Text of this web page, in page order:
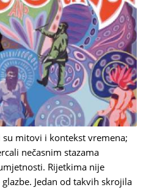
mitovi i kontekst vremena;
nečasnim stazama
Rijetkima nije
Jedan od takvih skrojila